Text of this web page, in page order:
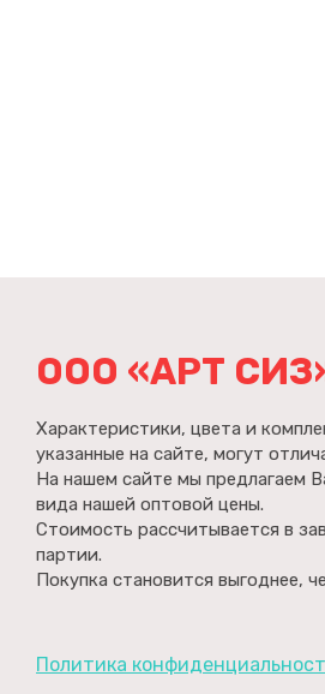
ООО «АРТ
Характеристики, цвета и
указанные на сайте, могут
На нашем сайте мы предлагаем
вида нашей оптовой цены.
Стоимость рассчитывается в
партии.
Покупка становится выгоднее,
Политика